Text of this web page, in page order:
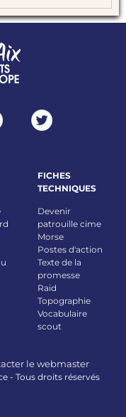
FICHES
TECHNIQUES
Devenir
patrouille cime
Morse
Postes d'action
Texte de la
promesse
Raid
Topographie
Vocabulaire
scout
le webmaster
- Tous droits réservés